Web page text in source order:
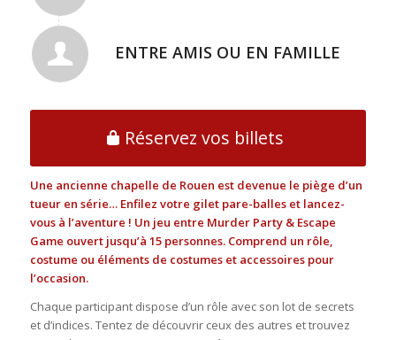
ENTRE AMIS OU EN FAMILLE
Réservez vos billets
Une ancienne chapelle de Rouen est devenue le piège d’un
tueur en série… Enfilez votre gilet pare-balles et lancez-
vous à l’aventure ! Un jeu entre Murder Party & Escape
Game ouvert jusqu’à 15 personnes. Comprend un rôle,
costume ou éléments de costumes et accessoires pour
l’occasion.
Chaque participant dispose d’un rôle avec son lot de secrets
et d’indices. Tentez de découvrir ceux des autres et trouvez